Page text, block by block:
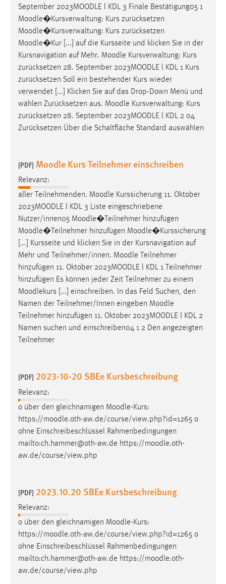
September 2023MOODLE l KDL 3 Finale Bestätigung05 1
Moodle�Kursverwaltung: Kurs zurücksetzen
Moodle�Kursverwaltung: Kurs zurücksetzen
Moodle�Kur [...] auf die Kursseite und klicken Sie in der
Kursnavigation auf Mehr. Moodle Kursverwaltung: Kurs
zurücksetzen 28. September 2023MOODLE l KDL 1 Kurs
zurücksetzen Soll ein bestehender Kurs wieder
verwendet [...] Klicken Sie auf das Drop-Down Menü und
wählen Zurücksetzen aus. Moodle Kursverwaltung: Kurs
zurücksetzen 28. September 2023MOODLE l KDL 2 04
Zurücksetzen Über die Schaltfläche Standard auswählen
[PDF] Moodle Kurs Teilnehmer einschreiben
Relevanz:
aller Teilnehmenden. Moodle Kurssicherung 11. Oktober
2023MOODLE l KDL 3 Liste eingeschriebene
Nutzer/innen05 Moodle�Teilnehmer hinzufügen
Moodle�Teilnehmer hinzufügen Moodle�Kurssicherung
[...] Kursseite und klicken Sie in der Kursnavigation auf
Mehr und Teilnehmer/innen. Moodle Teilnehmer
hinzufügen 11. Oktober 2023MOODLE l KDL 1 Teilnehmer
hinzufügen Es können jeder Zeit Teilnehmer zu einem
Moodlekurs [...] einschreiben. In das Feld Suchen, den
Namen der Teilnehmer/Innen eingeben Moodle
Teilnehmer hinzufügen 11. Oktober 2023MOODLE l KDL 2
Namen suchen und einschreiben04 1 2 Den angezeigten
Teilnehmer
[PDF] 2023-10-20 SBEe Kursbeschreibung
Relevanz:
o über den gleichnamigen Moodle-Kurs:
https://moodle.oth-aw.de/course/view.php?id=1265 o
ohne Einschreibeschlüssel Rahmenbedingungen
mailto:ch.hammer@oth-aw.de https://moodle.oth-
aw.de/course/view.php
[PDF] 2023.10.20 SBEe Kursbeschreibung
Relevanz:
o über den gleichnamigen Moodle-Kurs:
https://moodle.oth-aw.de/course/view.php?id=1265 o
ohne Einschreibeschlüssel Rahmenbedingungen
mailto:ch.hammer@oth-aw.de https://moodle.oth-
aw.de/course/view.php
STATISTIK
Statistik Cookies erfassen Informationen anonym.
Diese Informationen helfen uns zu verstehen, wie
unsere Besucher unsere Website nutzen.
Matomo
Name:
_pk_ref, _pk_cvar, _pk_id, _pk_ses
Zweck:
Zugriffsstatistik
Max. 13 Monate
MARKETING
Marketing Cookies werden von Drittanbietern
verwendet, um personalisierte Werbung anzuzeigen.
Sie tun dies, indem sie Besucher über Websites
hinweg verfolgen.
Google Ads
Name:
Anbieter:
Google Ireland Limited
Facebook Pixel
Name:
_fbp
Facebook
Zweck:
Conversion-Tracking
Cookie Laufzeit:
3 Monate